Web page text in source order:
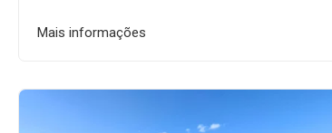
Mais informações